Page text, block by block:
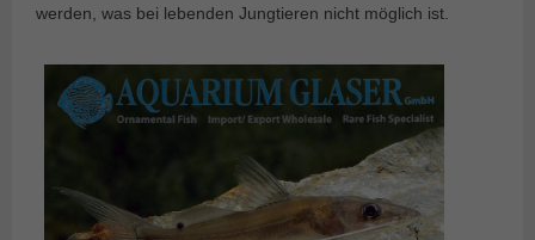
werden, was bei lebenden Jungtieren nicht möglich ist.